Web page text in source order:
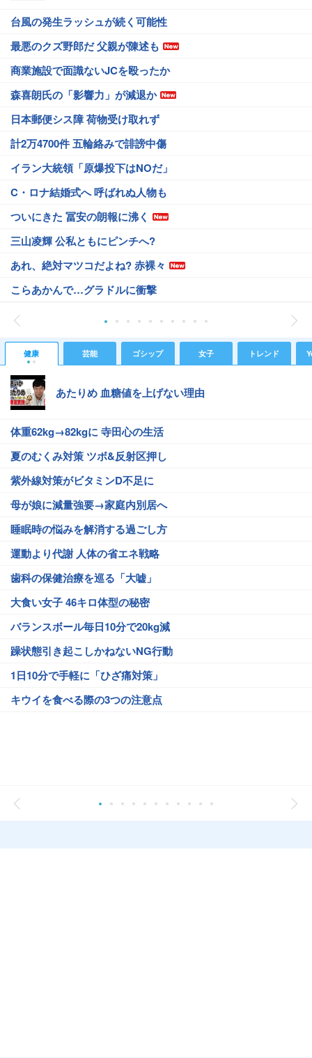
台風の発生ラッシュが続く可能性
最悪のクズ野郎だ 父親が陳述も
商業施設で面識ないJCを殴ったか
森喜朗氏の「影響力」が減退か
日本郵便シス障 荷物受け取れず
計2万4700件 五輪絡みで誹謗中傷
イラン大統領「原爆投下はNOだ」
C・ロナ結婚式へ 呼ばれぬ人物も
ついにきた 冨安の朗報に沸く
三山凌輝 公私ともにピンチへ?
あれ、絶対マツコだよね? 赤裸々
こらあかんで…グラドルに衝撃
健康 芸能 ゴシップ 女子 トレンド
あたりめ 血糖値を上げない理由
体重62kg→82kgに 寺田心の生活
夏のむくみ対策 ツボ&反射区押し
紫外線対策がビタミンD不足に
母が娘に減量強要→家庭内別居へ
睡眠時の悩みを解消する過ごし方
運動より代謝 人体の省エネ戦略
歯科の保健治療を巡る「大嘘」
大食い女子 46キロ体型の秘密
バランスボール毎日10分で20kg減
躁状態引き起こしかねないNG行動
1日10分で手軽に「ひざ痛対策」
キウイを食べる際の3つの注意点